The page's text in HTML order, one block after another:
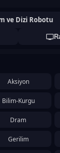
ve Dizi Robotu
Aksiyon
Bilim-Kurgu
Dram
Gerilim